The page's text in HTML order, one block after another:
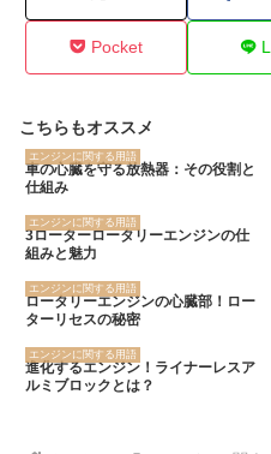
Pocket
こちらもオススメ
エンジンに関する用語
車の心臓を守る放熱器：その役割と
仕組み
エンジンに関する用語
3ローターロータリーエンジンの仕
組みと魅力
エンジンに関する用語
ロータリーエンジンの心臓部！ロー
ターリセスの秘密
エンジンに関する用語
進化するエンジン！ライナーレスア
ルミブロックとは？